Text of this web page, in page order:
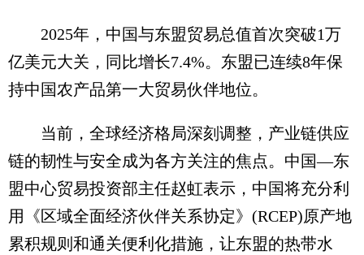
2025年，中国与东盟贸易总值首次突破1万
亿美元大关，同比增长7.4%。东盟已连续8年保
持中国农产品第一大贸易伙伴地位。
当前，全球经济格局深刻调整，产业链供应
链的韧性与安全成为各方关注的焦点。中国—东
盟中心贸易投资部主任赵虹表示，中国将充分利
用《区域全面经济伙伴关系协定》(RCEP)原产地
累积规则和通关便利化措施，让东盟的热带水